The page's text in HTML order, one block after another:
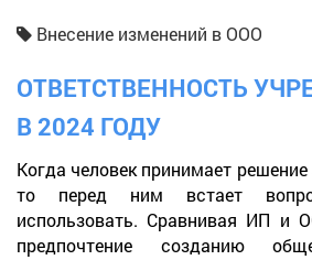
Внесение изменений в ООО
ОТВЕТСТВЕННОСТЬ
В 2024 ГОДУ
Когда человек принимает
то перед ним встает
использовать. Сравнивая ИП и
предпочтение созданию